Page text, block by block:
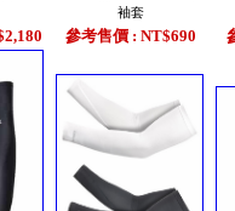
袖套
參考售價 : NT$690